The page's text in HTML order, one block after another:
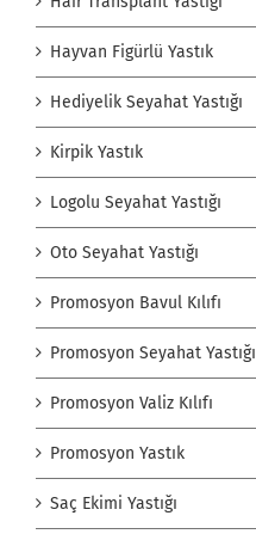
Hayvan Figürlü Yastık
Hediyelik Seyahat Yastığı
Kirpik Yastık
Logolu Seyahat Yastığı
Oto Seyahat Yastığı
Promosyon Bavul Kılıfı
Promosyon Seyahat Yastığı
Promosyon Valiz Kılıfı
Promosyon Yastık
Saç Ekimi Yastığı